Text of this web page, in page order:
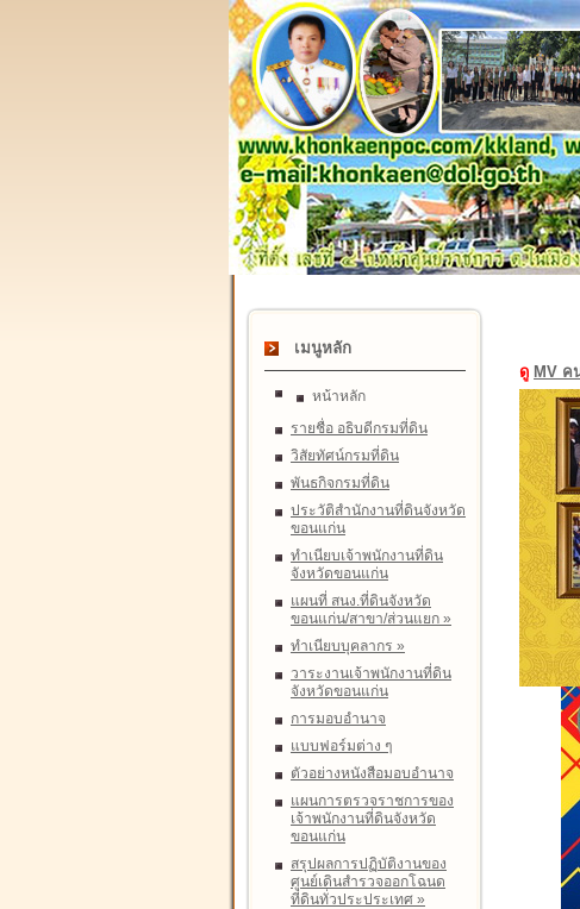
เมนูหลัก
หน้าหลัก
รายชื่อ อธิบดีกรมที่ดิน
วิสัยทัศน์กรมที่ดิน
พันธกิจกรมที่ดิน
ประวัติสำนักงานที่ดินจังหวัด
ขอนแก่น
ทำเนียบเจ้าพนักงานที่ดิน
จังหวัดขอนแก่น
แผนที่ สนง.ที่ดินจังหวัด
ขอนแก่น/สาขา/ส่วนแยก »
ทำเนียบบุคลากร »
วาระงานเจ้าพนักงานที่ดิน
จังหวัดขอนแก่น
การมอบอำนาจ
แบบฟอร์มต่าง ๆ
ตัวอย่างหนังสือมอบอำนาจ
แผนการตรวจราชการของ
เจ้าพนักงานที่ดินจังหวัด
ขอนแก่น
สรุปผลการปฏิบัติงานของ
ศูนย์เดินสำรวจออกโฉนด
ที่ดินทั่วประประเทศ »
ดู MV ค